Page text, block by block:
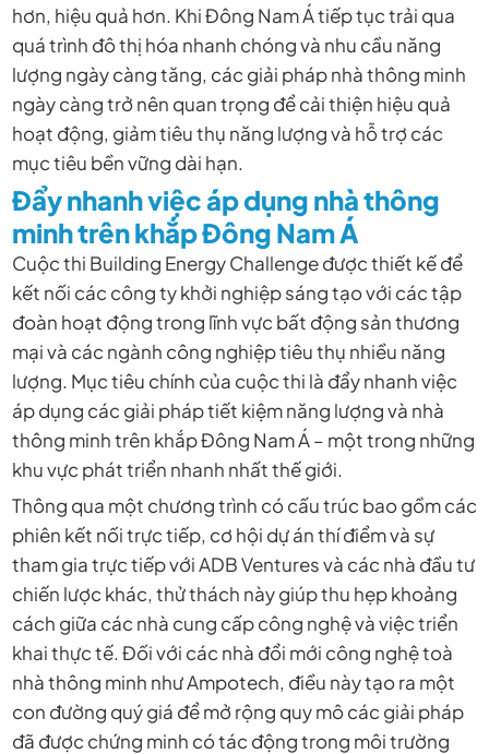
hơn, hiệu quả hơn. Khi Đông Nam Á tiếp tục trải qua
quá trình đô thị hóa nhanh chóng và nhu cầu năng
lượng ngày càng tăng, các giải pháp nhà thông minh
ngày càng trở nên quan trọng để cải thiện hiệu quả
hoạt động, giảm tiêu thụ năng lượng và hỗ trợ các
mục tiêu bền vững dài hạn.
Đẩy nhanh việc áp dụng nhà thông
minh trên khắp Đông Nam Á
Cuộc thi Building Energy Challenge được thiết kế để
kết nối các công ty khởi nghiệp sáng tạo với các tập
đoàn hoạt động trong lĩnh vực bất động sản thương
mại và các ngành công nghiệp tiêu thụ nhiều năng
lượng. Mục tiêu chính của cuộc thi là đẩy nhanh việc
áp dụng các giải pháp tiết kiệm năng lượng và nhà
thông minh trên khắp Đông Nam Á – một trong những
khu vực phát triển nhanh nhất thế giới.
Thông qua một chương trình có cấu trúc bao gồm các
phiên kết nối trực tiếp, cơ hội dự án thí điểm và sự
tham gia trực tiếp với ADB Ventures và các nhà đầu tư
chiến lược khác, thử thách này giúp thu hẹp khoảng
cách giữa các nhà cung cấp công nghệ và việc triển
khai thực tế. Đối với các nhà đổi mới công nghệ toà
nhà thông minh như Ampotech, điều này tạo ra một
con đường quý giá để mở rộng quy mô các giải pháp
đã được chứng minh có tác động trong môi trường